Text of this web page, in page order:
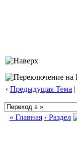
‹ Предыдущая Тема |
« Главная ‹ Раздел